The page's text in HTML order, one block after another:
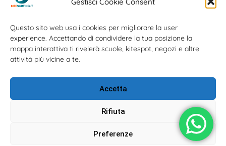
Questo sito web usa i cookies per migliorare la user
experience. Accettando di condividere la tua posizione la
mappa interattiva ti rivelerà scuole, kitespot, negozi e altre
attività più vicine a te.
Accetta
Rifiuta
Preferenze
Cerca il tuo Usato